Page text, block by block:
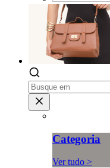
Categoria
Ver tudo >